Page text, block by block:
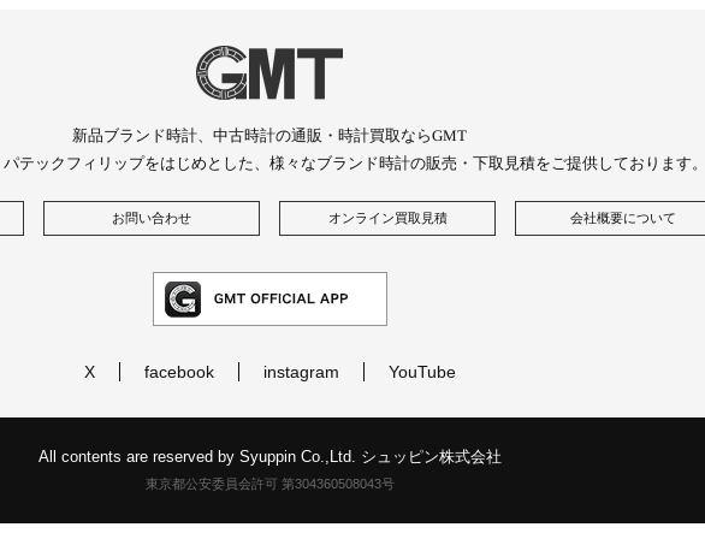
新品ブランド時計、中古時計の通販・時計買取ならGMT
テックフィリップをはじめとした、様々なブランド時計の販売・下取見積をご提供しております。
お問い合わせ オンライン買取見積 会社概要について
X facebook instagram YouTube
All contents are reserved by Syuppin Co.,Ltd. シュッピン株式会社
東京都公安委員会許可 第304360508043号